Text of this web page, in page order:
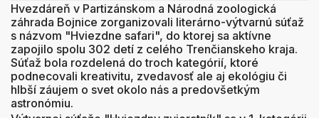
Hvezdáreň v Partizánskom a Národná zoologická
záhrada Bojnice zorganizovali literárno-výtvarnú súťaž
s názvom "Hviezdne safari", do ktorej sa aktívne
zapojilo spolu 302 detí z celého Trenčianskeho kraja.
Súťaž bola rozdelená do troch kategórií, ktoré
podnecovali kreativitu, zvedavosť ale aj ekológiu či
hlbší záujem o svet okolo nás a predovšetkým
astronómiu.